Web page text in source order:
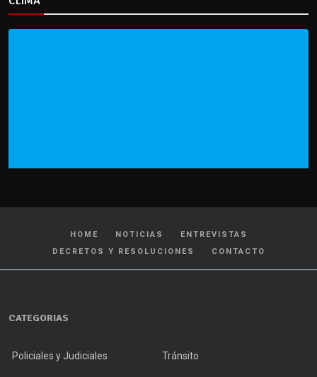
HOME NOTICIAS
ENTREVISTAS
DECRETOS Y RESOLUCIONES
CONTACTO
CATEGORIAS
Policiales y Judiciales Tránsito